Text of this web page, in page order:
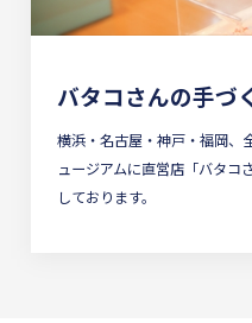
バタコさんの手づ
横浜・名古屋・神戸・福岡、
ュージアムに直営店「バタコ
しております。